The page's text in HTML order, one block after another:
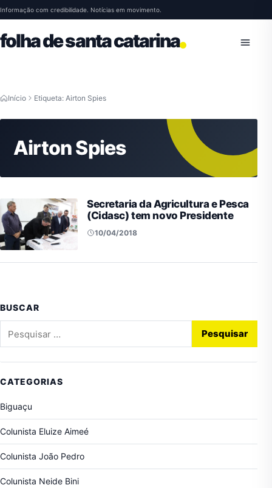
Pular para o conteúdo
Informação com credibilidade. Notícias em movimento.
folha de santa catarina Abrir
Início Etiqueta: Airton Spies
Airton Spies
Secretaria da Agricultura e Pesca
(Cidasc) tem novo Presidente
10/04/2018
BUSCAR
CATEGORIAS
Biguaçu
Colunista Eluize Aimeé
Colunista João Pedro
Colunista Neide Bini